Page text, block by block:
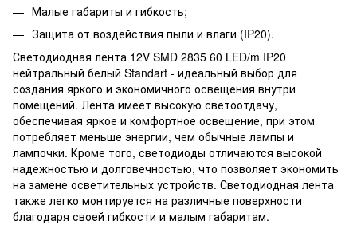
Малые габариты и гибкость;
Защита от воздействия пыли и влаги (IP20).
Светодиодная лента 12V SMD 2835 60 LED/m IP20
нейтральный белый Standart - идеальный выбор для
создания яркого и экономичного освещения внутри
помещений. Лента имеет высокую светоотдачу,
обеспечивая яркое и комфортное освещение, при этом
потребляет меньше энергии, чем обычные лампы и
лампочки. Кроме того, светодиоды отличаются высокой
надежностью и долговечностью, что позволяет экономить
на замене осветительных устройств. Светодиодная лента
также легко монтируется на различные поверхности
благодаря своей гибкости и малым габаритам.